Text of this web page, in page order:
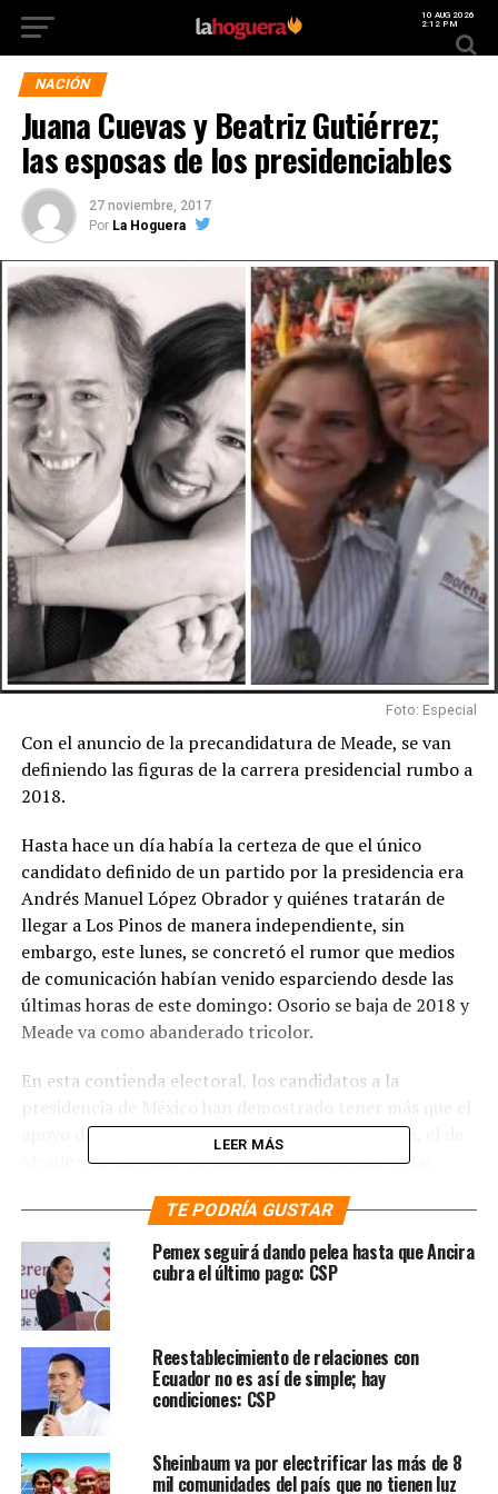
10 AUG 2026
2:12 PM
NACIÓN
Juana Cuevas y Beatriz Gutiérrez;
las esposas de los presidenciables
27 noviembre, 2017
Por La Hoguera
Foto: Especial
Con el anuncio de la precandidatura de Meade, se van
definiendo las figuras de la carrera presidencial rumbo a
2018.
Hasta hace un día había la certeza de que el único
candidato definido de un partido por la presidencia era
Andrés Manuel López Obrador y quiénes tratarán de
llegar a Los Pinos de manera independiente, sin
embargo, este lunes, se concretó el rumor que medios
de comunicación habían venido esparciendo desde las
últimas horas de este domingo: Osorio se baja de 2018 y
Meade va como abanderado tricolor.
En esta contienda electoral, los candidatos a la
apoyo de sus simpatizantes, pues en ambos casos, el de
Meade y AMLO, sus esposas han manifestado llegar
julio de 2018.
Beatriz Gutiérrez, esposa de Andres Manuel López
Obrador
Ayer, en medio de las especulaciones sobre Meade, el
dirigente nacional de Morena, López Obrador, lanzaba el
segundo adelanto de su documental autobiográfico
Soy.
En él, aparece su esposa cantando el tema «El necio»,
LEER MÁS
TE PODRÍA GUSTAR
Pemex seguirá dando pelea hasta que Ancira
cubra el último pago: CSP
Reestablecimiento de relaciones con
Ecuador no es así de simple; hay
condiciones: CSP
Sheinbaum va por electrificar las más de 8
mil comunidades del país que no tienen luz